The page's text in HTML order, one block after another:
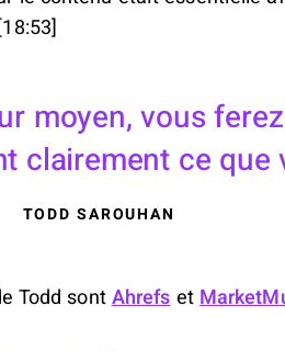
moyen, vous
clairement ce que
TODD SAROUHAN
Todd sont Ahrefs et